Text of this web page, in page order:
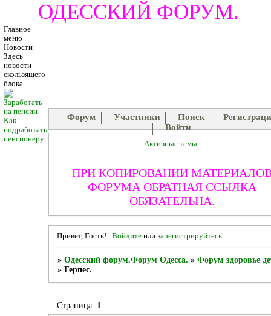
ОДЕССКИЙ ФОРУМ.
Главное
меню
Новости
Здесь
новости
скользящего
блока
Как
подработать
пенсионеру
Форум Участники Поиск
Войти
Активные темы
ПРИ КОПИРОВАНИИ
ФОРУМА ОБРАТНАЯ ССЫЛКА
ОБЯЗАТЕЛЬНА.
Привет, Гость! Войдитеили зарегистрируйтесь.
» Одесский форум.Форум Одесса. » Форум здоровье
» Герпес.
Страница: 1